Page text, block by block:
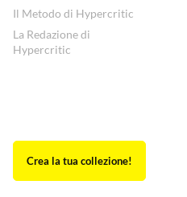
Il Metodo di Hypercritic
La Redazione di
Hypercritic